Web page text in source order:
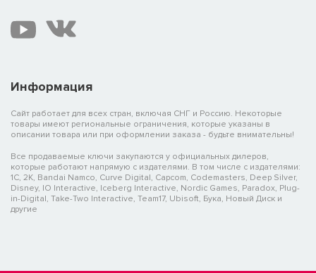
Информация
Сайт работает для всех стран, включая СНГ и Россию. Некоторые
товары имеют региональные ограничения, которые указаны в
описании товара или при оформлении заказа - будьте внимательны!
Все продаваемые ключи закупаются у официальных дилеров,
которые работают напрямую с издателями. В том числе с издателями:
1C, 2K, Bandai Namco, Curve Digital, Capcom, Codemasters, Deep Silver,
Disney, IO Interactive, Iceberg Interactive, Nordic Games, Paradox, Plug-
in-Digital, Take-Two Interactive, Team17, Ubisoft, Бука, Новый Диск и
другие